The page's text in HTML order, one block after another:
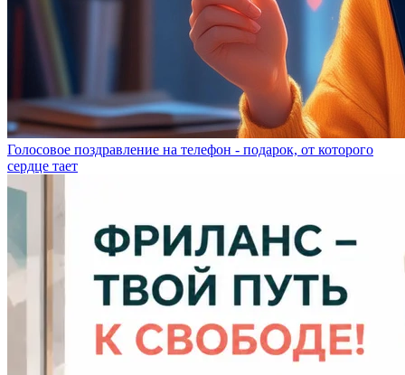
Голосовое поздравление на телефон - подарок, от которого
сердце тает